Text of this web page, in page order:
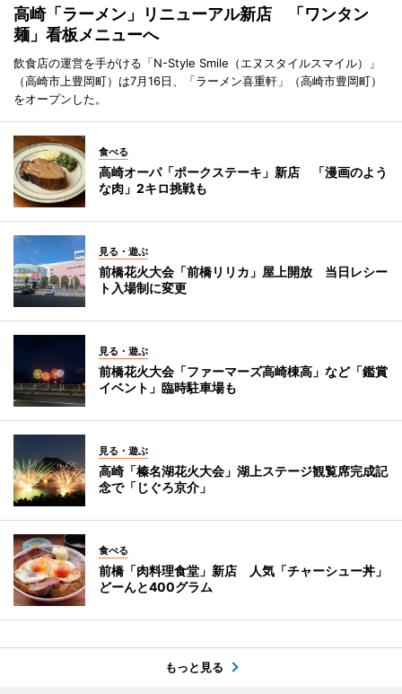
高崎「ラーメン」リニューアル新店 「ワンタン
麺」看板メニューへ
飲食店の運営を手がける「N-Style Smile（エヌスタイルスマイル）」
（高崎市上豊岡町）は7月16日、「ラーメン喜重軒」（高崎市豊岡町）
をオープンした。
食べる
高崎オーパ「ポークステーキ」新店 「漫画のよう
な肉」2キロ挑戦も
見る・遊ぶ
前橋花火大会「前橋リリカ」屋上開放 当日レシー
ト入場制に変更
見る・遊ぶ
前橋花火大会「ファーマーズ高崎棟高」など「鑑賞
イベント」臨時駐車場も
見る・遊ぶ
高崎「榛名湖花火大会」湖上ステージ観覧席完成記
念で「じぐろ京介」
食べる
前橋「肉料理食堂」新店 人気「チャーシュー丼」
どーんと400グラム
もっと見る